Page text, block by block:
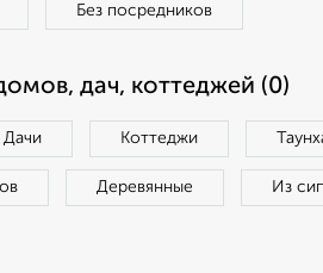
Без посредников
дач, коттеджей (0)
Дачи Коттеджи
Деревянные Из